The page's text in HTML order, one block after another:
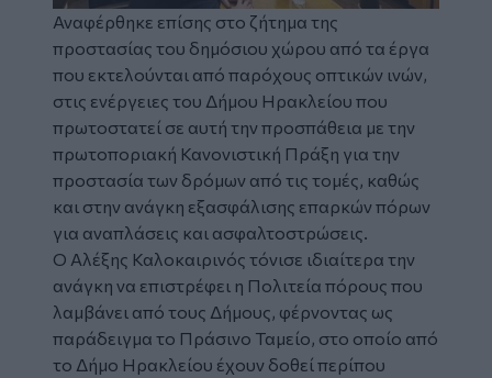
Αναφέρθηκε επίσης στο ζήτημα της
προστασίας του δημόσιου χώρου από τα έργα
που εκτελούνται από παρόχους οπτικών ινών,
στις ενέργειες του Δήμου Ηρακλείου που
πρωτοστατεί σε αυτή την προσπάθεια με την
πρωτοποριακή Κανονιστική Πράξη για την
προστασία των δρόμων από τις τομές, καθώς
και στην ανάγκη εξασφάλισης επαρκών πόρων
για αναπλάσεις και ασφαλτοστρώσεις.
Ο Αλέξης Καλοκαιρινός τόνισε ιδιαίτερα την
ανάγκη να επιστρέφει η Πολιτεία πόρους που
λαμβάνει από τους Δήμους, φέρνοντας ως
παράδειγμα το Πράσινο Ταμείο, στο οποίο από
το Δήμο Ηρακλείου έχουν δοθεί περίπου